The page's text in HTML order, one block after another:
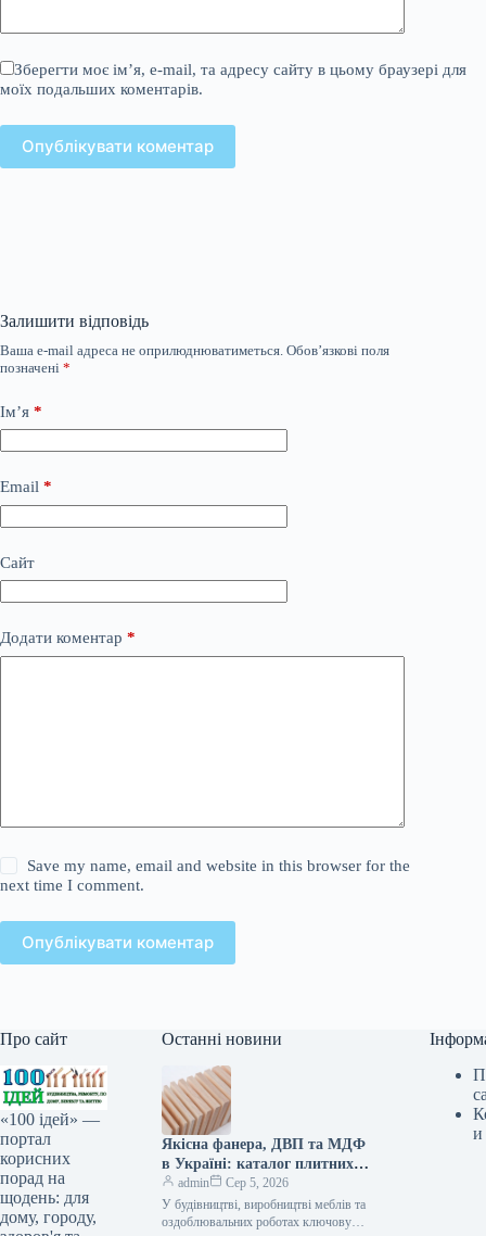
Зберегти моє ім’я, e-mail, та адресу сайту в цьому браузері для
моїх подальших коментарів.
Опублікувати коментар
Залишити відповідь
Ваша e-mail адреса не оприлюднюватиметься. Обов’язкові поля
позначені *
Ім’я *
Email *
Сайт
Додати коментар *
Save my name, email and website in this browser for the
next time I comment.
Опублікувати коментар
Про сайт
«100 ідей» —
портал
корисних
порад на
щодень: для
дому, городу,
Останні новини
Якісна фанера, ДВП та МДФ
в Україні: каталог плитних
матеріалів від «ВІН-ВУД»
admin
Сер 5, 2026
У будівництві, виробництві меблів та
оздоблювальних роботах ключову
и